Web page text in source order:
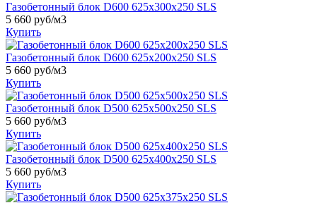
Газобетонный блок D600 625х300х250 SLS
5 660 руб/м3
Купить
Газобетонный блок D600 625х200х250 SLS
5 660 руб/м3
Купить
Газобетонный блок D500 625х500х250 SLS
5 660 руб/м3
Купить
Газобетонный блок D500 625х400х250 SLS
5 660 руб/м3
Купить